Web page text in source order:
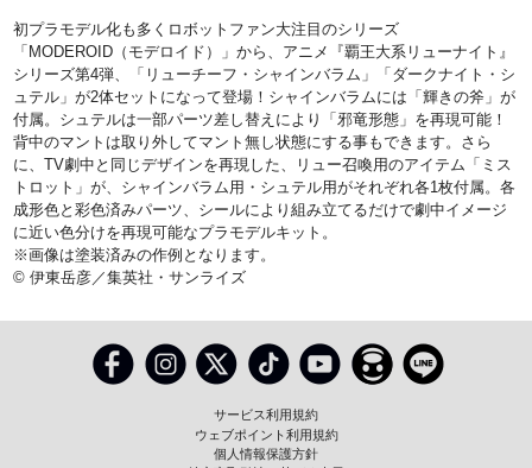
初プラモデル化も多くロボットファン大注目のシリーズ
「MODEROID（モデロイド）」から、アニメ『覇王大系リューナイト』
シリーズ第4弾、「リューチーフ・シャインバラム」「ダークナイト・シ
ュテル」が2体セットになって登場！シャインバラムには「輝きの斧」が
付属。シュテルは一部パーツ差し替えにより「邪竜形態」を再現可能！
背中のマントは取り外してマント無し状態にする事もできます。さら
に、TV劇中と同じデザインを再現した、リュー召喚用のアイテム「ミス
トロット」が、シャインバラム用・シュテル用がそれぞれ各1枚付属。各
成形色と彩色済みパーツ、シールにより組み立てるだけで劇中イメージ
に近い色分けを再現可能なプラモデルキット。
※画像は塗装済みの作例となります。
© 伊東岳彦／集英社・サンライズ
サービス利用規約
ウェブポイント利用規約
個人情報保護方針